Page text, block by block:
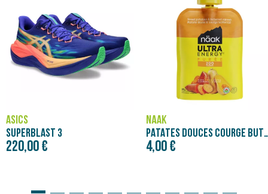
ASICS
SUPERBLAST 3
220,00 €
NÄAK
PATATES DOUCES COURGE
4,00 €